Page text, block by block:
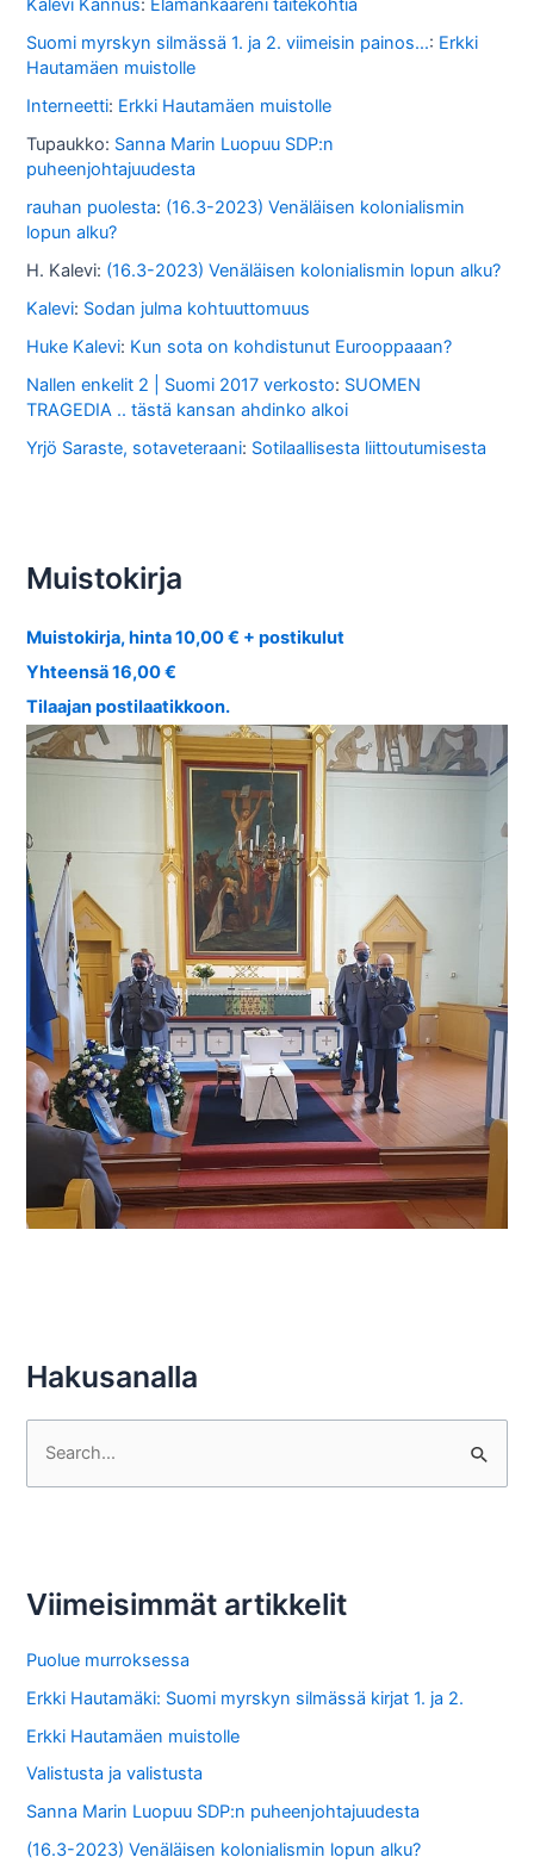
s
s
a
Kalevi Kannus: Elämänkaareni taitekohtia
Suomi myrskyn silmässä 1. ja 2. viimeisin painos...: Erkki
Hautamäen muistolle
Interneetti: Erkki Hautamäen muistolle
Tupaukko: Sanna Marin Luopuu SDP:n
puheenjohtajuudesta
rauhan puolesta: (16.3-2023) Venäläisen kolonialismin
lopun alku?
H. Kalevi: (16.3-2023) Venäläisen kolonialismin lopun alku?
Kalevi: Sodan julma kohtuuttomuus
Huke Kalevi: Kun sota on kohdistunut Eurooppaaan?
Nallen enkelit 2 | Suomi 2017 verkosto: SUOMEN
TRAGEDIA .. tästä kansan ahdinko alkoi
Yrjö Saraste, sotaveteraani: Sotilaallisesta liittoutumisesta
Muistokirja
Muistokirja, hinta 10,00 € + postikulut
Yhteensä 16,00 €
Tilaajan postilaatikkoon.
Hakusanalla
h
r
:
Viimeisimmät artikkelit
Puolue murroksessa
Erkki Hautamäki: Suomi myrskyn silmässä kirjat 1. ja 2.
Erkki Hautamäen muistolle
Valistusta ja valistusta
Sanna Marin Luopuu SDP:n puheenjohtajuudesta
(16.3-2023) Venäläisen kolonialismin lopun alku?